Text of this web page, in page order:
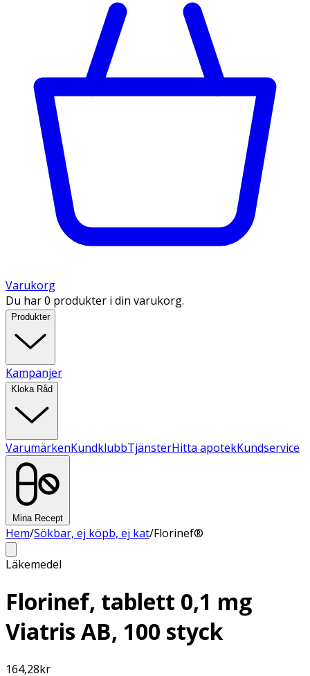
Varukorg
Du har 0 produkter i din varukorg.
Produkter
Kampanjer
Kloka Råd
VarumärkenKundklubbTjänsterHitta apotekKundservice
Mina Recept
Hem/Sökbar, ej köpb, ej kat/Florinef®
Läkemedel
Florinef, tablett 0,1 mg
Viatris AB, 100 styck
164,28kr